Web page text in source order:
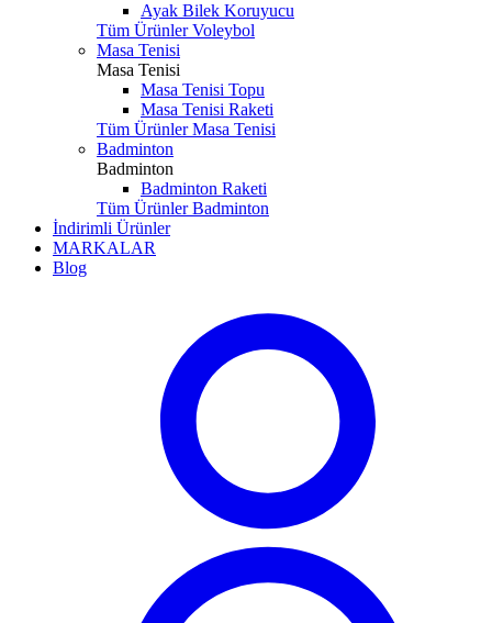
Ayak Bilek Koruyucu
Tüm Ürünler Voleybol
Masa Tenisi
Masa Tenisi
Masa Tenisi Topu
Masa Tenisi Raketi
Tüm Ürünler Masa Tenisi
Badminton
Badminton
Badminton Raketi
Tüm Ürünler Badminton
İndirimli Ürünler
MARKALAR
Blog